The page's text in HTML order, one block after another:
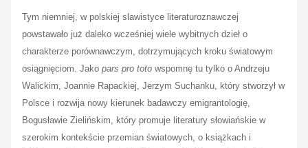
Tym niemniej, w polskiej slawistyce literaturoznawczej
powstawało już daleko wcześniej wiele wybitnych dzieł o
charakterze porównawczym, dotrzymujących kroku światowym
osiągnięciom. Jako pars pro toto wspomnę tu tylko o Andrzeju
Walickim, Joannie Rapackiej, Jerzym Suchanku, który stworzył w
Polsce i rozwija nowy kierunek badawczy emigrantologię,
Bogusławie Zielińskim, który promuje literatury słowiańskie w
szerokim kontekście przemian światowych, o książkach i